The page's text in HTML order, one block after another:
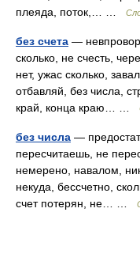
плеяда, поток,… …
без счета —
сколько, не счесть,
нет, ужас сколько,
отбавляй, без числа,
край, конца краю… …
без числа —
пересчитаешь, не
немерено, навалом,
некуда, бессчетно,
счет потерян, не… …